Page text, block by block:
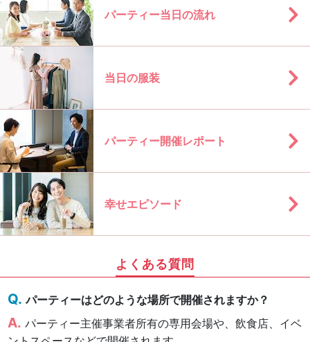
パーティー当日の流れ
当日の服装
パーティー開催レポート
幸せエピソード
よくある質問
パーティーはどのような場所で開催されますか？
パーティー主催事業者所有の専用会場や、飲食店、イベ